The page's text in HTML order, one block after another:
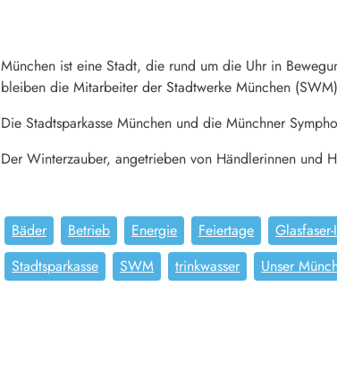
München ist eine Stadt, die rund um die Uhr in
bleiben die Mitarbeiter der Stadtwerke München
Die Stadtsparkasse München und die Münchner
Der Winterzauber, angetrieben von Händlerinnen und
Bäder Betrieb Energie Feiertage
Stadtsparkasse
SWM trinkwasser Unser